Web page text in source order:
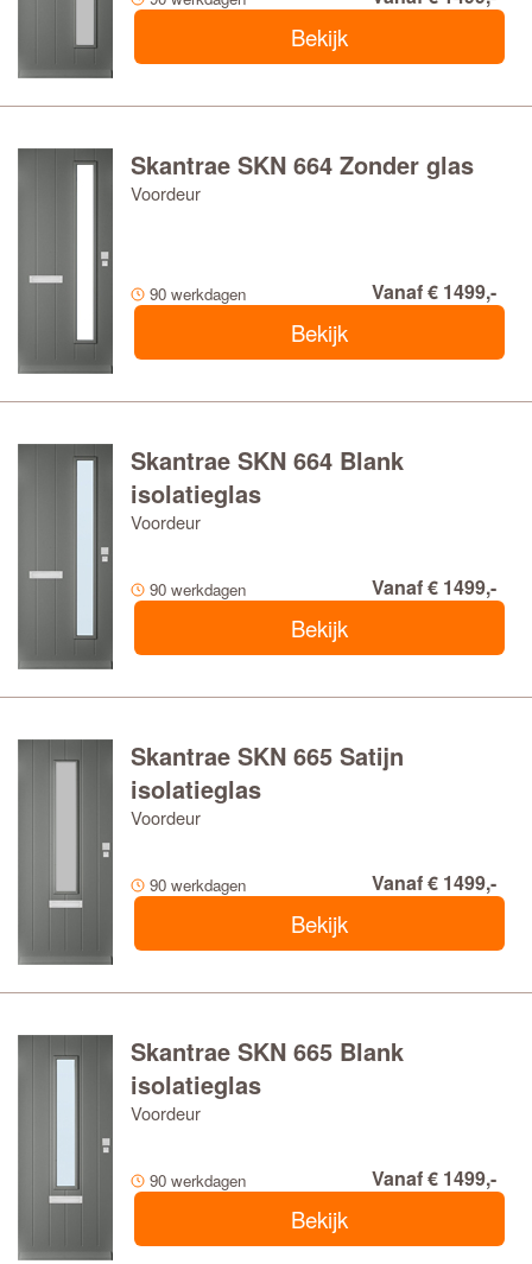
Bekijk
Skantrae SKN 664 Zonder glas
Voordeur
90 werkdagen Vanaf € 1499,-
Bekijk
Skantrae SKN 664 Blank
isolatieglas
Voordeur
90 werkdagen Vanaf € 1499,-
Bekijk
Skantrae SKN 665 Satijn
isolatieglas
Voordeur
90 werkdagen Vanaf € 1499,-
Bekijk
Skantrae SKN 665 Blank
isolatieglas
Voordeur
90 werkdagen Vanaf € 1499,-
Bekijk